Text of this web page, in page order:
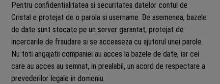
Pentru confidentialitatea si securitatea datelor contul de
Cristal e protejat de o parola si username. De asemenea, bazele
de date sunt stocate pe un server garantat, protejat de
incercarile de fraudare si se acceaseza cu ajutorul unei parole.
Nu toti angajatii companiei au acces la bazele de date, iar cei
care au acces au semnat, in prealabil, un acord de respectare a
prevederilor legale in domeniu.